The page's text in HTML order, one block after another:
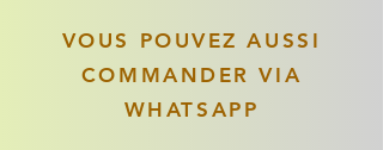
VOUS POUVEZ AUSSI
COMMANDER VIA
WHATSAPP